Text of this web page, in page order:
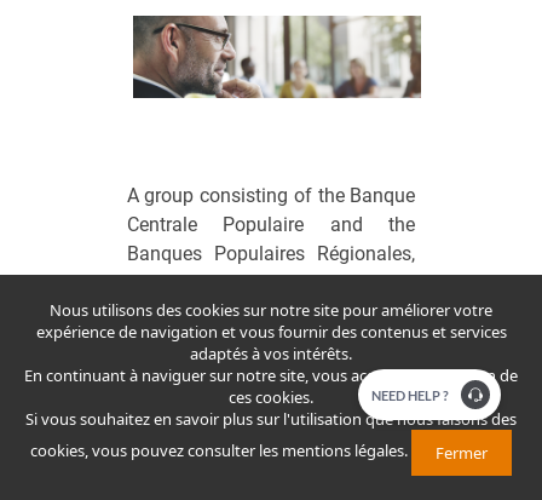
A group consisting of the Banque
Centrale Populaire and the
Banques Populaires Régionales,
supports any company, medium
or small, artisanal, industrial or
service, with an offering of short,
medium and long term financing.
True to its entrepreneurial spirit,
the Crédit Populaire du Maroc
Nous utilisons des cookies sur notre site pour améliorer votre
expérience de navigation et vous fournir des contenus et services
adaptés à vos intérêts.
En continuant à naviguer sur notre site, vous acceptez l'utilisation de
ces cookies.
Si vous souhaitez en savoir plus sur l'utilisation que nous faisons des
cookies, vous pouvez consulter les mentions légales. Fermer
​​​NEED HELP ?